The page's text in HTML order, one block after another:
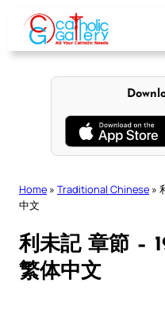
content
Home » Traditional Chinese »
中文
利未記 章節 –
繁体中文